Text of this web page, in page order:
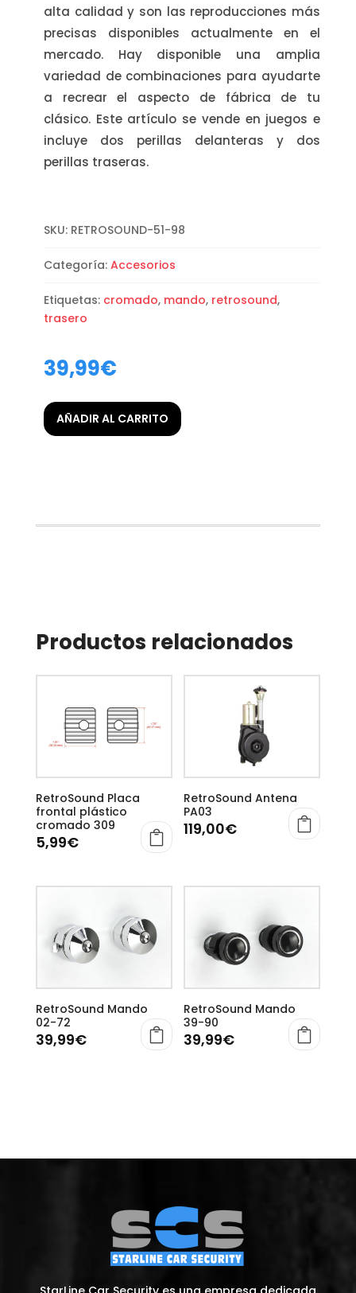
alta calidad y son las reproducciones más
precisas disponibles actualmente en el
mercado. Hay disponible una amplia
variedad de combinaciones para ayudarte
a recrear el aspecto de fábrica de tu
clásico. Este artículo se vende en juegos e
incluye dos perillas delanteras y dos
perillas traseras.
SKU: RETROSOUND-51-98
Categoría: Accesorios
Etiquetas: cromado, mando, retrosound,
trasero
39,99€
AÑADIR AL CARRITO
Productos relacionados
RetroSound Placa
frontal plástico
cromado 309
5,99€
RetroSound Antena
PA03
119,00€
RetroSound Mando
02-72
39,99€
RetroSound Mando
39-90
39,99€